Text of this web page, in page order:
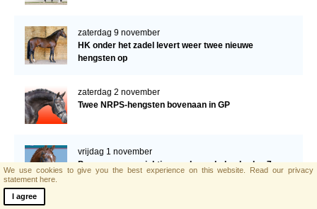
zaterdag 9 november
HK onder het zadel levert weer twee nieuwe
hengsten op
zaterdag 2 november
Twee NRPS-hengsten bovenaan in GP
vrijdag 1 november
Programma verrichtingsonderzoek donderdag 7 en
vrijdag 8 november a.s.
We use cookies to give you the best experience on this website. Read our privacy
statement here.
I agree